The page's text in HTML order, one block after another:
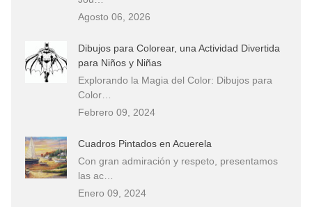
Agosto 06, 2026
Dibujos para Colorear, una Actividad Divertida
para Niños y Niñas
Explorando la Magia del Color: Dibujos para
Color…
Febrero 09, 2024
Cuadros Pintados en Acuerela
Con gran admiración y respeto, presentamos
las ac…
Enero 09, 2024